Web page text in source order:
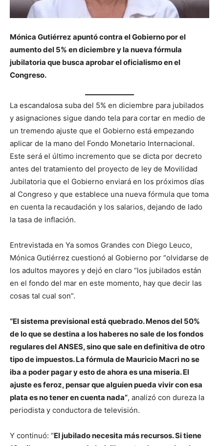
Mónica Gutiérrez apuntó contra el Gobierno por el
aumento del 5% en diciembre y la nueva fórmula
jubilatoria que busca aprobar el oficialismo en el
Congreso.
La escandalosa suba del 5% en diciembre para jubilados
y asignaciones sigue dando tela para cortar en medio de
un tremendo ajuste que el Gobierno está empezando
aplicar de la mano del Fondo Monetario Internacional.
Este será el último incremento que se dicta por decreto
antes del tratamiento del proyecto de ley de Movilidad
Jubilatoria que el Gobierno enviará en los próximos días
al Congreso y que establece una nueva fórmula que toma
en cuenta la recaudación y los salarios, dejando de lado
la tasa de inflación.
Entrevistada en Ya somos Grandes con Diego Leuco,
Mónica Gutiérrez cuestionó al Gobierno por “olvidarse de
los adultos mayores y dejó en claro “los jubilados están
en el fondo del mar en este momento, hay que decir las
cosas tal cual son”.
“El sistema previsional está quebrado. Menos del 50%
de lo que se destina a los haberes no sale de los fondos
regulares del ANSES, sino que sale en definitiva de otro
tipo de impuestos. La fórmula de Mauricio Macri no se
iba a poder pagar y esto de ahora es una miseria. El
ajuste es feroz, pensar que alguien pueda vivir con esa
plata es no tener en cuenta nada”, analizó con dureza la
periodista y conductora de televisión.
Y continuó: “El jubilado necesita más recursos. Si tiene